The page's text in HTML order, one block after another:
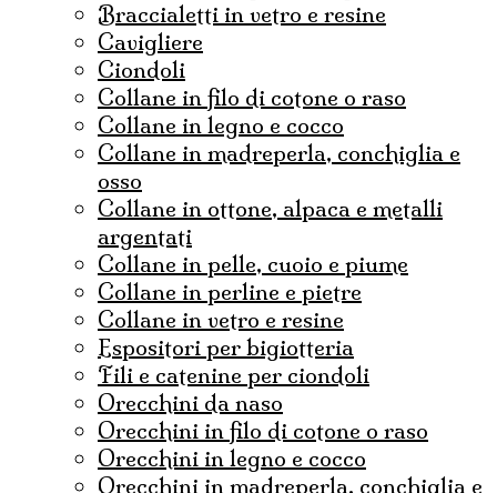
braccialetti in vetro e resine
cavigliere
ciondoli
collane in filo di cotone o raso
collane in legno e cocco
collane in madreperla, conchiglia e
osso
collane in ottone, alpaca e metalli
argentati
collane in pelle, cuoio e piume
collane in perline e pietre
collane in vetro e resine
espositori per bigiotteria
fili e catenine per ciondoli
Orecchini da naso
orecchini in filo di cotone o raso
orecchini in legno e cocco
orecchini in madreperla, conchiglia e